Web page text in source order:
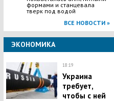
формами и станцевала
тверк под водой
ВСЕ НОВОСТИ »
ЭКОНОМИКА
18:19
Украина
требует,
чтобы с ней